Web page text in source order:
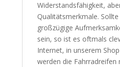
Widerstandsfähigkeit,
Qualitätsmerkmale.
großzügige
sein, so ist es oftmals
Internet, in unserem
werden die Fahrradreifen